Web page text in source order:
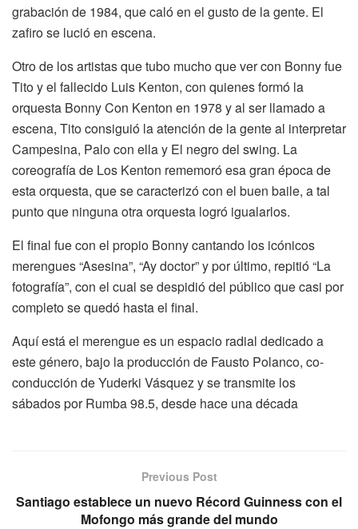
grabación de 1984, que caló en el gusto de la gente. El
zafiro se lució en escena.
Otro de los artistas que tubo mucho que ver con Bonny fue
Tito y el fallecido Luis Kenton, con quienes formó la
orquesta Bonny Con Kenton en 1978 y al ser llamado a
escena, Tito consiguió la atención de la gente al interpretar
Campesina, Palo con ella y El negro del swing. La
coreografía de Los Kenton rememoró esa gran época de
esta orquesta, que se caracterizó con el buen baile, a tal
punto que ninguna otra orquesta logró igualarlos.
El final fue con el propio Bonny cantando los icónicos
merengues “Asesina”, “Ay doctor” y por último, repitió “La
fotografía”, con el cual se despidió del público que casi por
completo se quedó hasta el final.
Aquí está el merengue es un espacio radial dedicado a
este género, bajo la producción de Fausto Polanco, co-
conducción de Yuderki Vásquez y se transmite los
sábados por Rumba 98.5, desde hace una década
Previous Post
Santiago establece un nuevo Récord Guinness con el
Mofongo más grande del mundo